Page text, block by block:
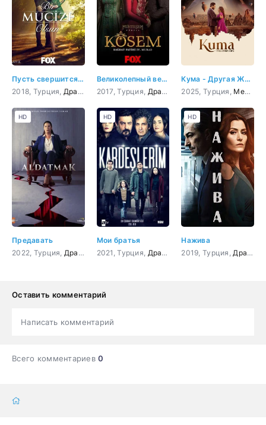
Пусть свершится чудо
2018, Турция, Драма Мелодрама
Великолепный век. Империя Кёсем
2017, Турция, Драма Мелодрама ,История
Кума - Другая Жена
2025, Турция, Мелодрама
Предавать
2022, Турция, Драма
HD
Мои братья
2021, Турция, Драма
HD
Нажива
2019, Турция, Драма
HD
Оставить комментарий
Написать комментарий
Всего комментариев0